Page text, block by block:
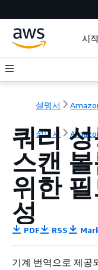
시
설명서
설명서
쿼리
스캔
위한
성
PDF RSS
기계 번역으로 제공